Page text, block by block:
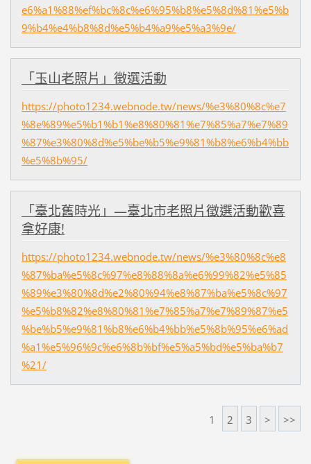
e6%a1%88%ef%bc%8c%e6%95%b8%e5%8d%81%e5%b
9%b4%e4%b8%8d%e5%b4%a9%e5%a3%9e/
「玉山老照片」徵選活動
https://photo1234.webnode.tw/news/%e3%80%8c%e7
%8e%89%e5%b1%b1%e8%80%81%e7%85%a7%e7%89
%87%e3%80%8d%e5%be%b5%e9%81%b8%e6%b4%bb
%e5%8b%95/
「臺北舊時光」—臺北市老照片徵選活動歡喜
拿好康!
https://photo1234.webnode.tw/news/%e3%80%8c%e8
%87%ba%e5%8c%97%e8%88%8a%e6%99%82%e5%85
%89%e3%80%8d%e2%80%94%e8%87%ba%e5%8c%97
%e5%b8%82%e8%80%81%e7%85%a7%e7%89%87%e5
%be%b5%e9%81%b8%e6%b4%bb%e5%8b%95%e6%ad
%a1%e5%96%9c%e6%8b%bf%e5%a5%bd%e5%ba%b7
%21/
1 2 3 > >>